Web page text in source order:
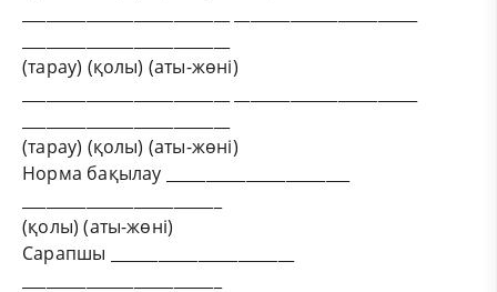
(тарау) (қолы) (аты-жөні)
(тарау) (қолы) (аты-жөні)
Норма бақылау _______________________
(қолы) (аты-жөні)
Сарапшы _______________________